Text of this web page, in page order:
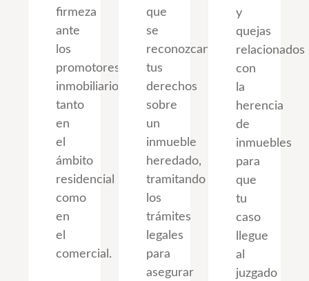
firmeza
ante
los
promotores
inmobiliarios,
tanto
en
el
ámbito
residencial
como
en
el
comercial.
que
se
reconozcan
tus
derechos
sobre
un
inmueble
heredado,
tramitando
los
trámites
legales
para
asegurar
y
quejas
relacionados
con
la
herencia
de
inmuebles
para
que
tu
caso
llegue
al
juzgado